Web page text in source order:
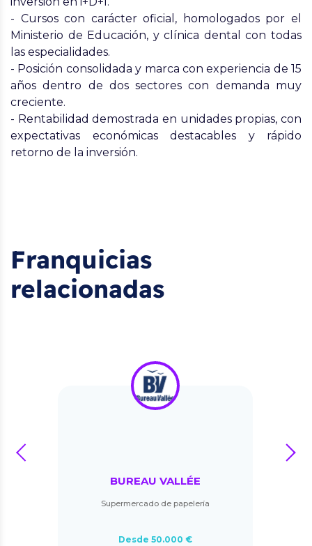
- Cursos con carácter oficial, homologados por el
Ministerio de Educación, y clínica dental con todas
las especialidades.
- Posición consolidada y marca con experiencia de 15
años dentro de dos sectores con demanda muy
creciente.
- Rentabilidad demostrada en unidades propias, con
expectativas económicas destacables y rápido
retorno de la inversión.
Franquicias
relacionadas
BUREAU VALLÉE
Supermercado de papelería
Desde 50.000 €
prev next